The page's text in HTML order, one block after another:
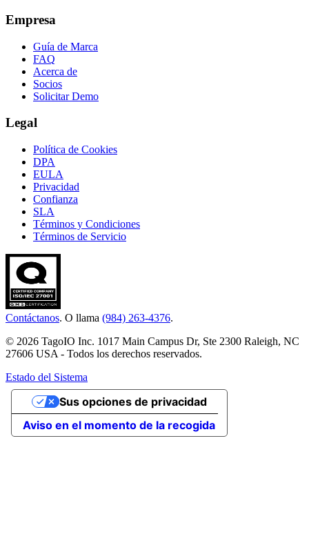
Empresa
Guía de Marca
FAQ
Acerca de
Socios
Solicitar Demo
Legal
Política de Cookies
DPA
EULA
Privacidad
Confianza
SLA
Términos y Condiciones
Términos de Servicio
Contáctanos. O llama (984) 263-4376.
© 2026 TagoIO Inc. 1017 Main Campus Dr, Ste 2300 Raleigh, NC
27606 USA - Todos los derechos reservados.
Estado del Sistema
Aviso en el momento de la recogida
Sus opciones de privacidad